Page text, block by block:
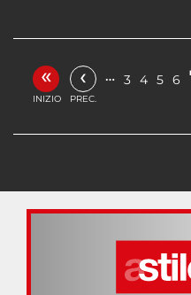
«
INIZIO
‹
PREC.
… 3 4 5 6